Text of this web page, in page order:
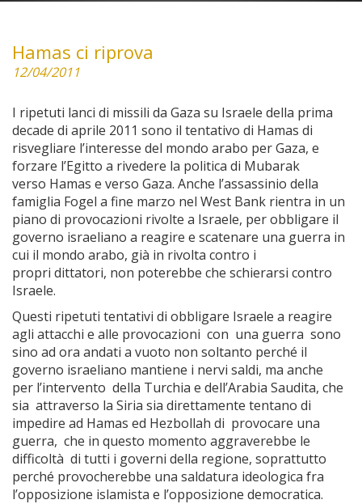
Hamas ci riprova
12/04/2011
I ripetuti lanci di missili da Gaza su Israele della prima
decade di aprile 2011 sono il tentativo di Hamas di
risvegliare l’interesse del mondo arabo per Gaza, e
forzare l’Egitto a rivedere la politica di Mubarak
verso Hamas e verso Gaza. Anche l’assassinio della
famiglia Fogel a fine marzo nel West Bank rientra in un
piano di provocazioni rivolte a Israele, per obbligare il
governo israeliano a reagire e scatenare una guerra in
cui il mondo arabo, già in rivolta contro i
propri dittatori, non poterebbe che schierarsi contro
Israele.
Questi ripetuti tentativi di obbligare Israele a reagire
agli attacchi e alle provocazioni con una guerra sono
sino ad ora andati a vuoto non soltanto perché il
governo israeliano mantiene i nervi saldi, ma anche
per l’intervento della Turchia e dell’Arabia Saudita, che
sia attraverso la Siria sia direttamente tentano di
impedire ad Hamas ed Hezbollah di provocare una
guerra, che in questo momento aggraverebbe le
difficoltà di tutti i governi della regione, soprattutto
perché provocherebbe una saldatura ideologica fra
l’opposizione islamista e l’opposizione democratica.